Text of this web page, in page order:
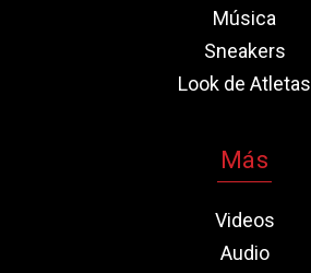
Música
Sneakers
Look de Atletas
Más
Videos
Audio